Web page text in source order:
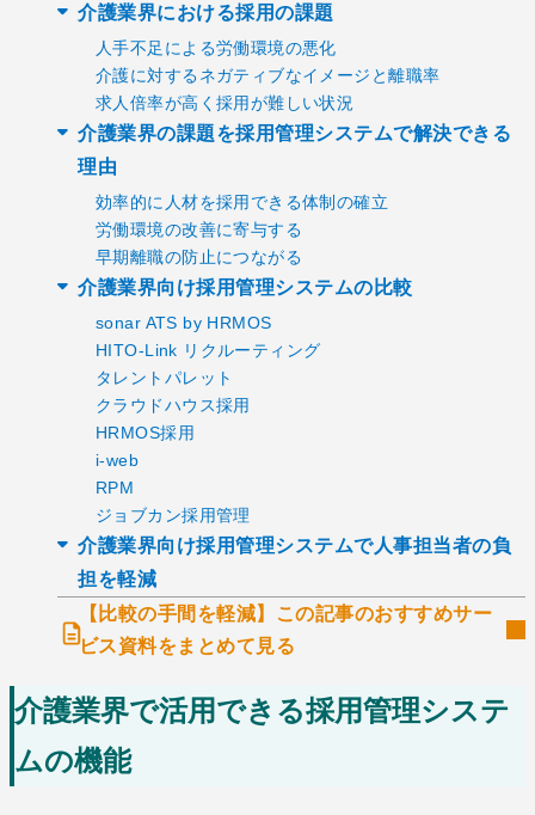
介護業界における採用の課題
人手不足による労働環境の悪化
介護に対するネガティブなイメージと離職率
求人倍率が高く採用が難しい状況
介護業界の課題を採用管理システムで解決できる
理由
効率的に人材を採用できる体制の確立
労働環境の改善に寄与する
早期離職の防止につながる
介護業界向け採用管理システムの比較
sonar ATS by HRMOS
HITO-Link リクルーティング
タレントパレット
クラウドハウス採用
HRMOS採用
i-web
RPM
ジョブカン採用管理
介護業界向け採用管理システムで人事担当者の負
担を軽減
【比較の手間を軽減】この記事のおすすめサー
ビス資料をまとめて見る
介護業界で活用できる採用管理システ
ムの機能